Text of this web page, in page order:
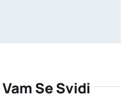
Se Svidi